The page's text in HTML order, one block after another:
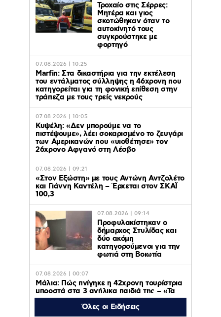
Τροχαίο στις Σέρρες:
Μητέρα και γιος
σκοτώθηκαν όταν το
αυτοκίνητό τους
συγκρούστηκε με
φορτηγό
07.08.2026 | 10:25
Marfin: Στα δικαστήρια για την εκτέλεση
του εντάλματος σύλληψης η 46χρονη που
κατηγορείται για τη φονική επίθεση στην
τράπεζα με τους τρείς νεκρούς
07.08.2026 | 10:05
Κυψέλη: «Δεν μπορούμε να το
πιστέψουμε», λέει σοκαρισμένο το ζευγάρι
των Αμερικανών που «υιοθέτησε» τον
26χρονο Αφγανό στη Λέσβο
07.08.2026 | 09:21
«Στον Εξώστη» με τους Αντώνη Αντζολέτο
και Γιάννη Καντέλη – Έρχεται στον ΣΚΑΪ
100,3
07.08.2026 | 09:14
Προφυλακίστηκαν ο
δήμαρχος Στυλίδας και
δύο ακόμη
κατηγορούμενοι για την
φωτιά στη Βοιωτία
07.08.2026 | 00:07
Μάλια: Πώς πνίγηκε η 42χρονη τουρίστρια
μπροστά στα 3 ανήλικα παιδιά της – «Τα
παιδιά φώναζαν και έκλαιγαν, ήταν σε
κατάσταση πανικού»Όλες οι Ειδήσεις